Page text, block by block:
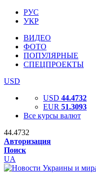
РУС
УКР
ВИДЕО
ФОТО
ПОПУЛЯРНЫЕ
СПЕЦПРОЕКТЫ
USD
USD 44.4732
EUR 51.3093
Все курсы валют
44.4732
Авторизация
Поиск
UA